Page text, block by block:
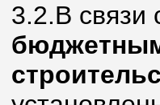
3.2.В связи